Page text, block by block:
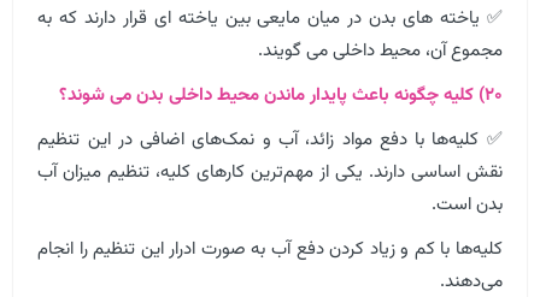
✅ یاخته های بدن در میان مایعی بین یاخته ای قرار دارند که به
مجموع آن، محیط داخلی می گویند.
۲۰) کلیه چگونه باعث پایدار ماندن محیط داخلی بدن می شوند؟
✅ کلیه‌ها با دفع مواد زائد، آب و نمک‌های اضافی در این تنظیم
نقش اساسی دارند. یکی از مهم‌ترین کارهای کلیه، تنظیم میزان آب
بدن است.
کلیه‌ها با کم و زیاد کردن دفع آب به صورت ادرار این تنظیم را انجام
می‌دهند.